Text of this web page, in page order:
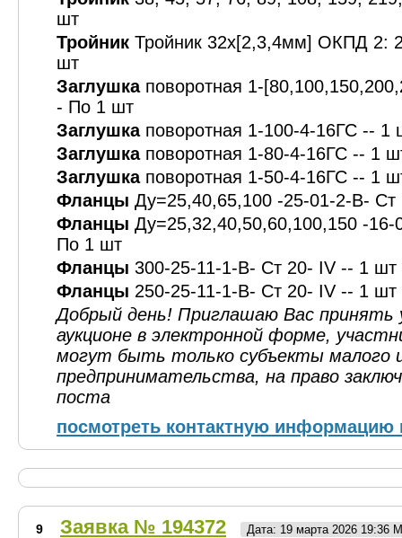
шт
Тройник Тройник 32х[2,3,4мм] ОКПД 2:
шт
Заглушкаповоротная 1-
- По 1 шт
Заглушкаповоротная 1-100-4-16ГС -- 1
Заглушкаповоротная 1-80-4-16ГС -- 1
Заглушкаповоротная 1-50-4-16ГС -- 1
Фланцы Ду=25,40,65,100 -25-01-2-В-
Фланцы Ду=25,32,40,50,60,100,150 -
По 1 шт
Фланцы 300-25-11-1-В- Ст 20- IV -- 1 шт
Фланцы 250-25-11-1-В- Ст 20- IV -- 1 шт
Добрый день! Приглашаю Вас принять
аукционе в электронной форме,
могут быть только субъекты малого
предпринимательства, на право
поста
посмотреть контактную информацию
9 Заявка № 194372 Дата: 19 марта 2026 19:36